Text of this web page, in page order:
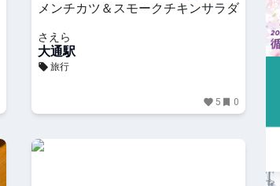
メンチカツ＆スモークチキンサラダ
さえら
大通駅
旅行
5 0